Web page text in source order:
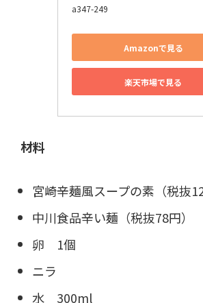
a347-249
Amazonで見る
楽天市場で見る
材料
宮崎辛麺風スープの素（税抜
中川食品辛い麺（税抜78円）
卵 1個
ニラ
水 300ml